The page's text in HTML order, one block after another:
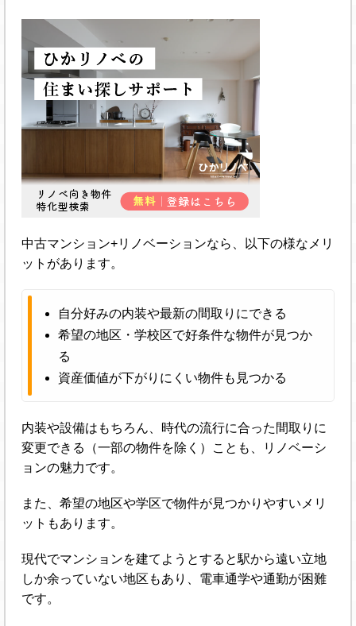
中古マンション+リノベーションなら、以下の様なメリ
ットがあります。
自分好みの内装や最新の間取りにできる
希望の地区・学校区で好条件な物件が見つか
る
資産価値が下がりにくい物件も見つかる
内装や設備はもちろん、時代の流行に合った間取りに
変更できる（一部の物件を除く）ことも、リノベーシ
ョンの魅力です。
また、希望の地区や学区で物件が見つかりやすいメリ
ットもあります。
現代でマンションを建てようとすると駅から遠い立地
しか余っていない地区もあり、電車通学や通勤が困難
です。